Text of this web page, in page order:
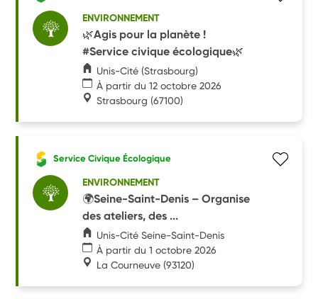
ENVIRONNEMENT
🌿Agis pour la planète !
#Service civique écologique🌿
Unis-Cité (Strasbourg)
À partir du 12 octobre 2026
Strasbourg (67100)
Service Civique Écologique
ENVIRONNEMENT
🌍Seine-Saint-Denis – Organise
des ateliers, des ...
Unis-Cité Seine-Saint-Denis
À partir du 1 octobre 2026
La Courneuve (93120)